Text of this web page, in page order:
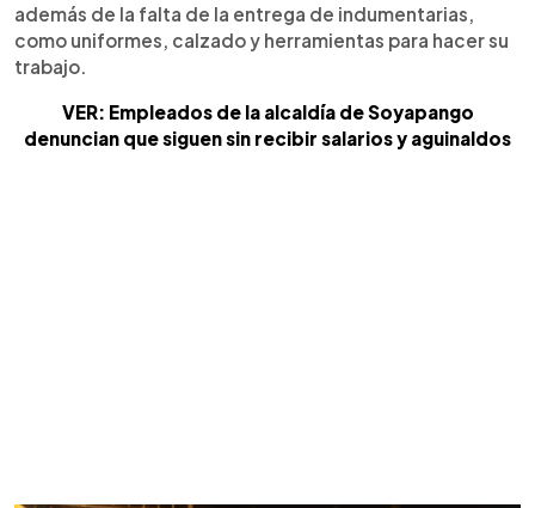
además de la falta de la entrega de indumentarias,
como uniformes, calzado y herramientas para hacer su
trabajo.
VER: Empleados de la alcaldía de Soyapango
denuncian que siguen sin recibir salarios y aguinaldos